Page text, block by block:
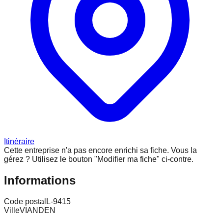
Itinéraire
Cette entreprise n'a pas encore enrichi sa fiche. Vous la
gérez ? Utilisez le bouton "Modifier ma fiche" ci-contre.
Informations
Code postal L-9415
VilleVIANDEN